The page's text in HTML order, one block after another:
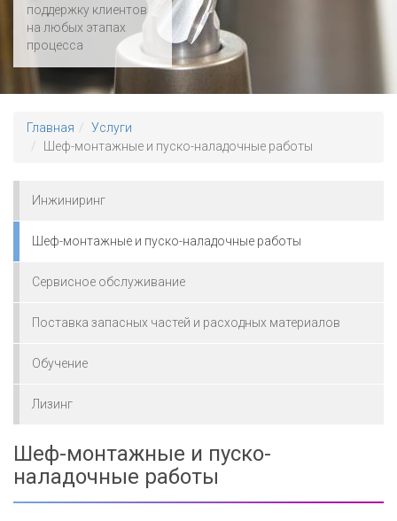
поддержку клиентов
на любых этапах
процесса
Главная
Услуги
Шеф-монтажные и пуско-наладочные работы
Инжиниринг
Шеф-монтажные и пуско-наладочные работы
Сервисное обслуживание
Поставка запасных частей и расходных материалов
Обучение
Лизинг
Шеф-монтажные и пуско-
наладочные работы